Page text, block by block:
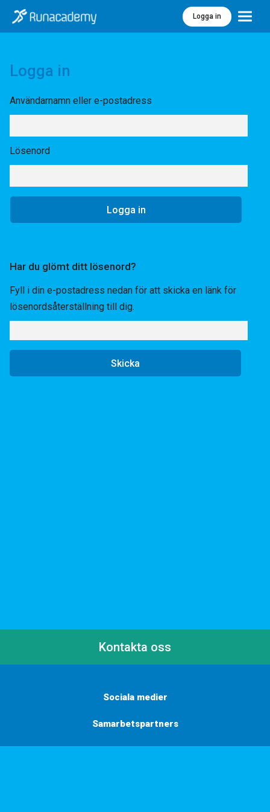
Logga in Meny
Logga in
Användarnamn eller e-postadress
Lösenord
Har du glömt ditt lösenord?
Fyll i din e-postadress nedan för att skicka en länk för
lösenordsåterställning till dig.
Kontakta oss
Sociala medier
Samarbetspartners